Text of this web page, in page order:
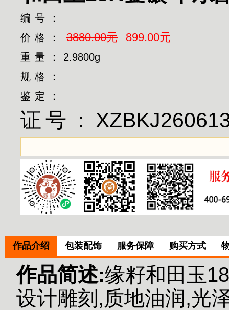
编号：
价格：
3880.00元 899.00元
重量： 2.9800g
规格：
鉴定：
证号：
作品介绍 包装配饰 服务保障 购买方式
作品简述:缘籽和田玉
设计雕刻,质地油润,光